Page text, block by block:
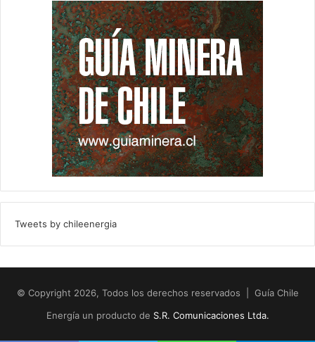
Tweets by chileenergia
© Copyright 2026, Todos los derechos reservados | Guía Chile
Energía un producto de S.R. Comunicaciones Ltda.